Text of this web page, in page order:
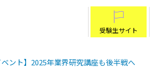
受験生サイト
ベント】2025年業界研究講座も後半戦へ